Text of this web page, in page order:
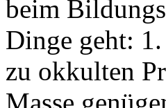
beim
Dinge geht:
zu okkulten
Masse